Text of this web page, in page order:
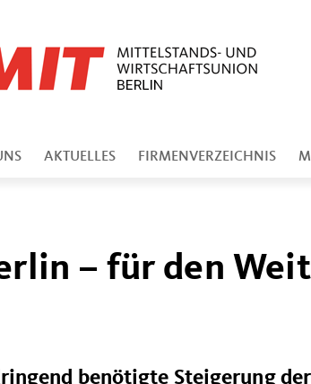
AKTUELLES FIRMENVERZEICHNIS
– für den
benötigte Steigerung